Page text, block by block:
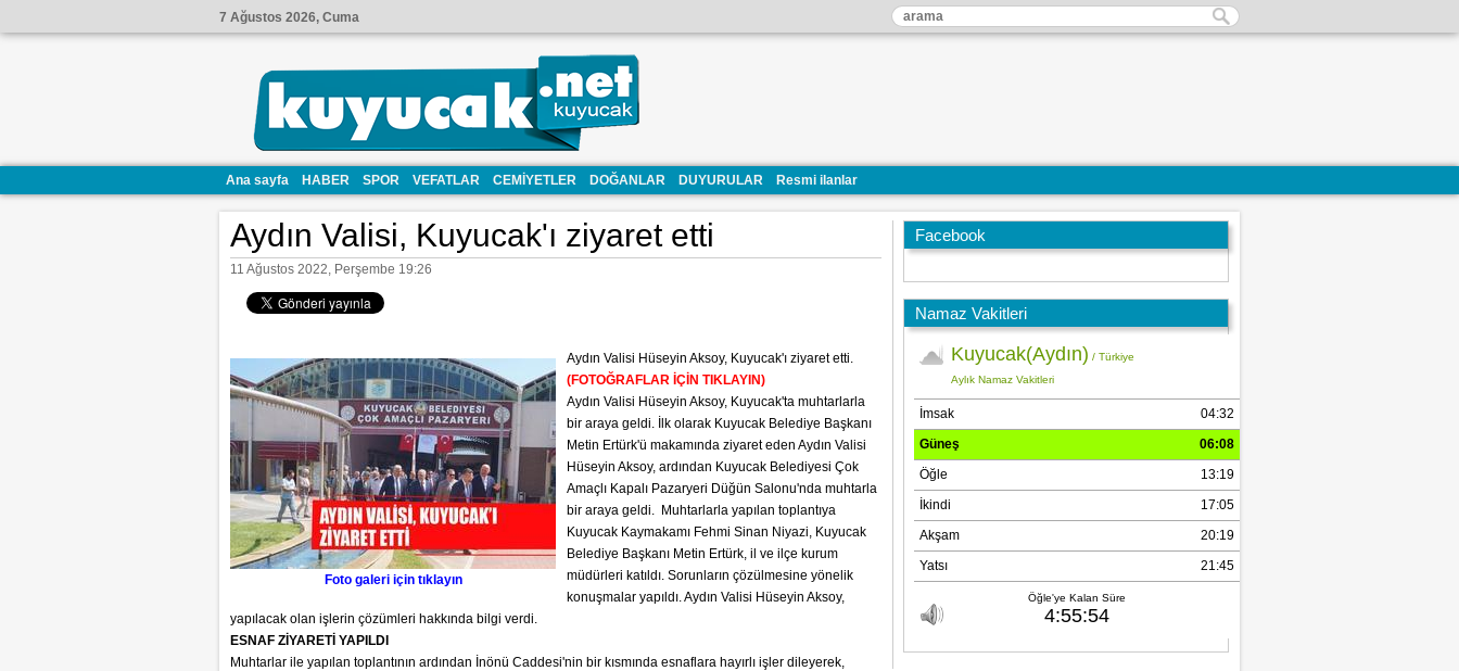
7 Ağustos 2026, Cuma
Ana sayfa HABER SPOR VEFATLAR CEMİYETLER DOĞANLAR DUYURULAR Resmi ilanlar
Facebook
Namaz Vakitleri
Aydın Valisi, Kuyucak'ı ziyaret etti
11 Ağustos 2022, Perşembe 19:26
Foto galeri için tıklayın
Aydın Valisi Hüseyin Aksoy, Kuyucak'ı ziyaret etti.
(FOTOĞRAFLAR İÇİN TIKLAYIN)
Aydın Valisi Hüseyin Aksoy, Kuyucak'ta muhtarlarla
bir araya geldi. İlk olarak Kuyucak Belediye Başkanı
Metin Ertürk'ü makamında ziyaret eden Aydın Valisi
Hüseyin Aksoy, ardından Kuyucak Belediyesi Çok
Amaçlı Kapalı Pazaryeri Düğün Salonu'nda muhtarla
bir araya geldi. Muhtarlarla yapılan toplantıya
Kuyucak Kaymakamı Fehmi Sinan Niyazi, Kuyucak
Belediye Başkanı Metin Ertürk, il ve ilçe kurum
müdürleri katıldı. Sorunların çözülmesine yönelik
konuşmalar yapıldı. Aydın Valisi Hüseyin Aksoy,
yapılacak olan işlerin çözümleri hakkında bilgi verdi.
ESNAF ZİYARETİ YAPILDI
Muhtarlar ile yapılan toplantının ardından İnönü Caddesi'nin bir kısmında esnaflara hayırlı işler dileyerek,